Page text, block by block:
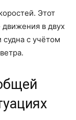
Этот
в двух
с учётом